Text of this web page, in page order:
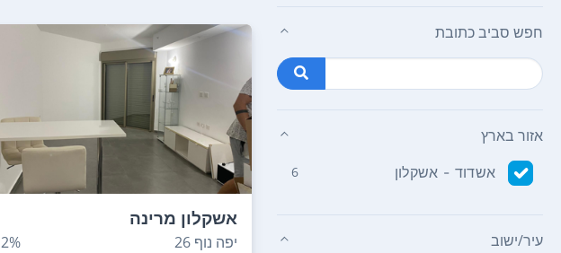
חפש סביב כתובת
אזור בארץ
אשדוד - אשקלון 6
עיר/ישוב
אשקלון מרינה
יפה נוף 26
2%